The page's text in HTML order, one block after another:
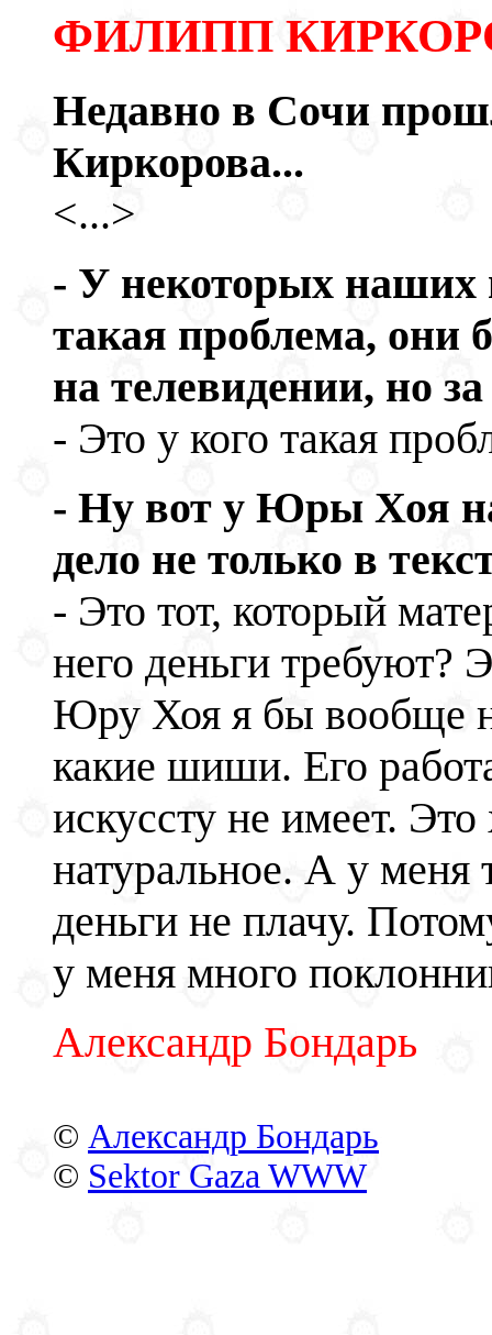
ФИЛИПП
Недавно в Сочи
Киркорова...
<...>
- У некоторых наших
такая проблема, они
на телевидении, но
- Это у кого такая
- Ну вот у Юры Хоя
дело не только в
- Это тот, который
него деньги требуют?
Юру Хоя я бы вообще
какие шиши. Его
искуссту не имеет.
натуральное. А у
деньги не плачу.
у меня много
Александр Бондарь
© Александр Бондарь
© Sektor Gaza WWW